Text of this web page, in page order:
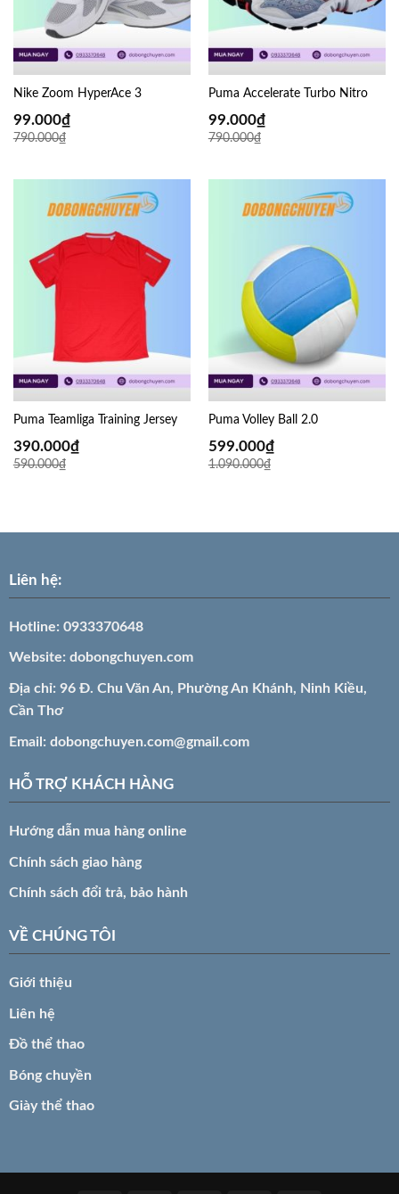
Nike Zoom HyperAce 3
790.000₫
99.000₫
Puma Accelerate Turbo Nitro
790.000₫
99.000₫
Puma Teamliga Training Jersey
590.000₫
390.000₫
Puma Volley Ball 2.0
1.090.000₫
599.000₫
Liên hệ:
Hotline: 0933370648
Website: dobongchuyen.com
Địa chỉ: 96 Đ. Chu Văn An, Phường An Khánh, Ninh Kiều,
Cần Thơ
Email: dobongchuyen.com@gmail.com
HỖ TRỢ KHÁCH HÀNG
Hướng dẫn mua hàng online
Chính sách giao hàng
Chính sách đổi trả, bảo hành
VỀ CHÚNG TÔI
Giới thiệu
Liên hệ
Đồ thể thao
Bóng chuyền
Giày thể thao